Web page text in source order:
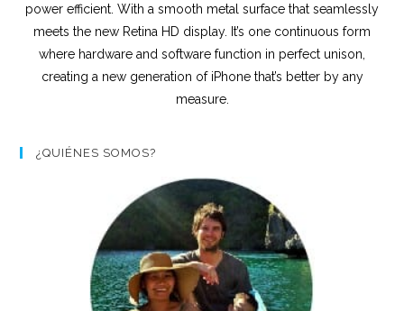
power efficient. With a smooth metal surface that seamlessly
meets the new Retina HD display. It’s one continuous form
where hardware and software function in perfect unison,
creating a new generation of iPhone that’s better by any
measure.
¿QUIÉNES SOMOS?